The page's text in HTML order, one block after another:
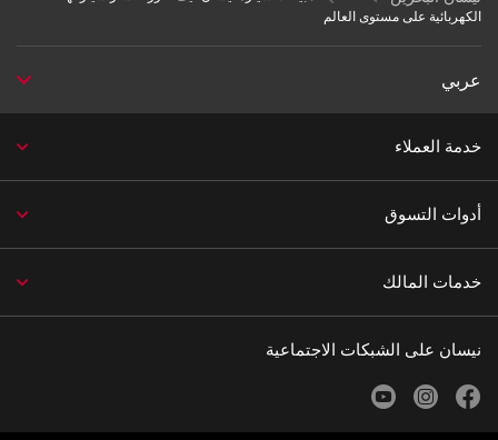
الكهربائية على مستوى العالم
عربي
G
E
ع
خدمة العملاء
G
E
أدوات التسوق
G
خدمات المالك
نيسان على الشبكات الاجتماعية
facebook
instagram